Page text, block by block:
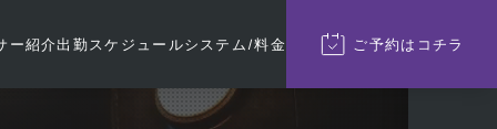
ー紹介出勤スケジュールシステム/料金 ご予約はコチラ